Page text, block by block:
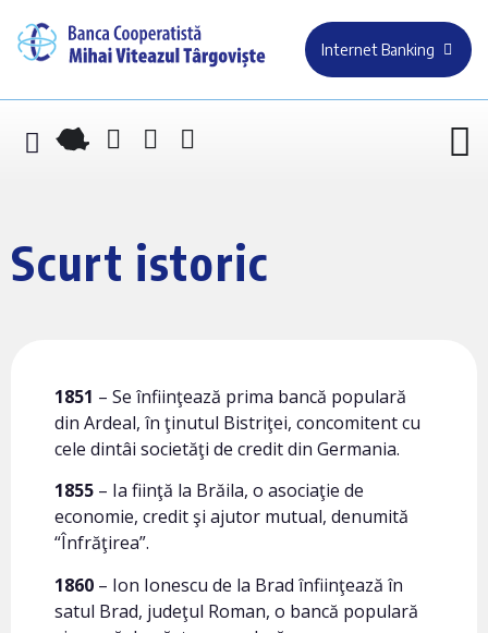
Internet Banking
Scurt istoric
1851 – Se înfiinţează prima bancă populară
din Ardeal, în ţinutul Bistriţei, concomitent cu
cele dintâi societăţi de credit din Germania.
1855 – Ia fiinţă la Brăila, o asociaţie de
economie, credit şi ajutor mutual, denumită
“Înfrăţirea”.
1860 – Ion Ionescu de la Brad înfiinţează în
satul Brad, judeţul Roman, o bancă populară